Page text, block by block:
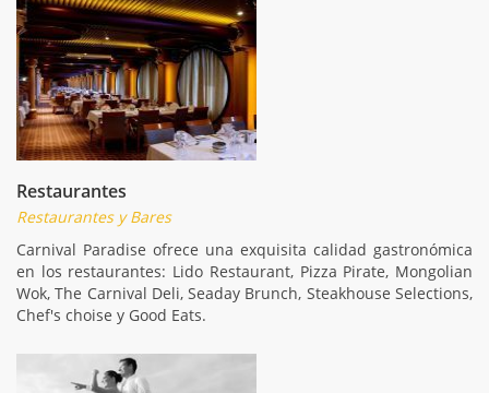
Restaurantes
Restaurantes y Bares
Carnival Paradise ofrece una exquisita calidad gastronómica
en los restaurantes: Lido Restaurant, Pizza Pirate, Mongolian
Wok, The Carnival Deli, Seaday Brunch, Steakhouse Selections,
Chef's choise y Good Eats.